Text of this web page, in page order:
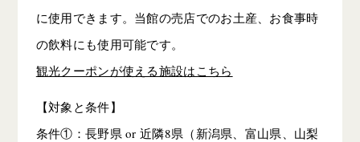
に使用できます。当館の売店でのお土産、お食事時
の飲料にも使用可能です。
観光クーポンが使える施設はこちら
【対象と条件】
条件①：長野県 or 近隣8県（新潟県、富山県、山梨